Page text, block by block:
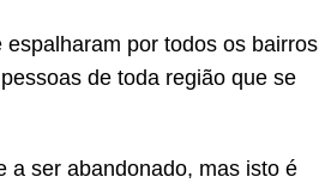
por todos os bairros
de toda região que se
a ser abandonado, mas isto é